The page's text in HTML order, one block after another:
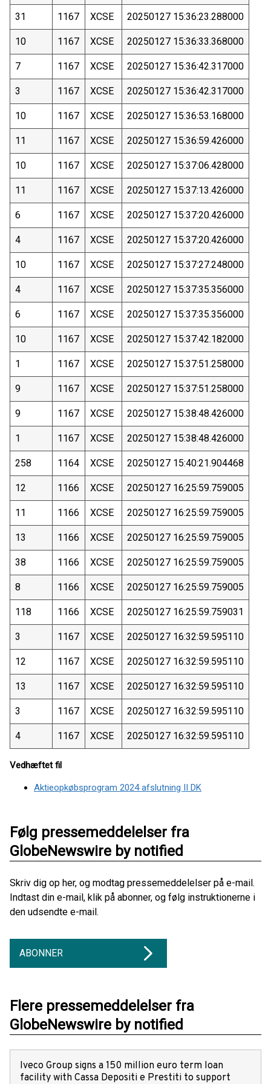
31 1167 XCSE 20250127 15:36:23.288000
10 1167 XCSE 20250127 15:36:33.368000
7 1167 XCSE 20250127 15:36:42.317000
3 1167 XCSE 20250127 15:36:42.317000
10 1167 XCSE 20250127 15:36:53.168000
11 1167 XCSE 20250127 15:36:59.426000
10 1167 XCSE 20250127 15:37:06.428000
11 1167 XCSE 20250127 15:37:13.426000
6 1167 XCSE 20250127 15:37:20.426000
4 1167 XCSE 20250127 15:37:20.426000
10 1167 XCSE 20250127 15:37:27.248000
4 1167 XCSE 20250127 15:37:35.356000
6 1167 XCSE 20250127 15:37:35.356000
10 1167 XCSE 20250127 15:37:42.182000
1 1167 XCSE 20250127 15:37:51.258000
9 1167 XCSE 20250127 15:37:51.258000
9 1167 XCSE 20250127 15:38:48.426000
1 1167 XCSE 20250127 15:38:48.426000
258 1164 XCSE 20250127 15:40:21.904468
12 1166 XCSE 20250127 16:25:59.759005
11 1166 XCSE 20250127 16:25:59.759005
13 1166 XCSE 20250127 16:25:59.759005
38 1166 XCSE 20250127 16:25:59.759005
8 1166 XCSE 20250127 16:25:59.759005
118 1166 XCSE 20250127 16:25:59.759031
3 1167 XCSE 20250127 16:32:59.595110
12 1167 XCSE 20250127 16:32:59.595110
13 1167 XCSE 20250127 16:32:59.595110
3 1167 XCSE 20250127 16:32:59.595110
4 1167 XCSE 20250127 16:32:59.595110
Vedhæftet fil
Aktieopkøbsprogram 2024 afslutning II DK
Følg pressemeddelelser fra
GlobeNewswire by notified
Skriv dig op her, og modtag pressemeddelelser på e-mail.
Indtast din e-mail, klik på abonner, og følg instruktionerne i
den udsendte e-mail.
ABONNER
Flere pressemeddelelser fra
GlobeNewswire by notified
Iveco Group signs a 150 million euro term loan
facility with Cassa Depositi e Prestiti to support